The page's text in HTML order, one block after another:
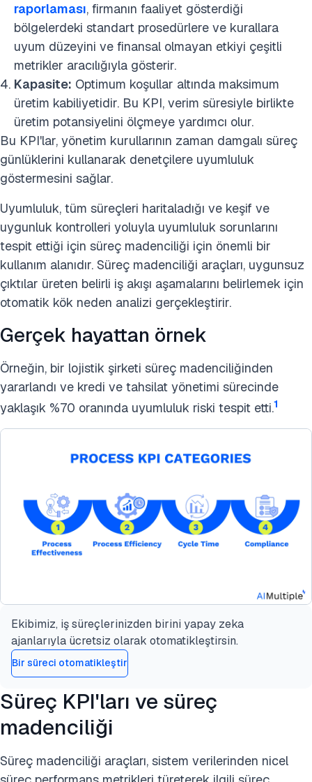
raporlaması, firmanın faaliyet gösterdiği
bölgelerdeki standart prosedürlere ve kurallara
uyum düzeyini ve finansal olmayan etkiyi çeşitli
metrikler aracılığıyla gösterir.
Kapasite: Optimum koşullar altında maksimum
üretim kabiliyetidir. Bu KPI, verim süresiyle birlikte
üretim potansiyelini ölçmeye yardımcı olur.
Bu KPI'lar, yönetim kurullarının zaman damgalı süreç
günlüklerini kullanarak denetçilere uyumluluk
göstermesini sağlar.
Uyumluluk, tüm süreçleri haritaladığı ve keşif ve
uygunluk kontrolleri yoluyla uyumluluk sorunlarını
tespit ettiği için süreç madenciliği için önemli bir
kullanım alanıdır. Süreç madenciliği araçları, uygunsuz
çıktılar üreten belirli iş akışı aşamalarını belirlemek için
otomatik kök neden analizi gerçekleştirir.
Gerçek hayattan örnek
Örneğin, bir lojistik şirketi süreç madenciliğinden
yararlandı ve kredi ve tahsilat yönetimi sürecinde
yaklaşık %70 oranında uyumluluk riski tespit etti.1
Ekibimiz, iş süreçlerinizden birini yapay zeka
ajanlarıyla ücretsiz olarak otomatikleştirsin.
Bir süreci otomatikleştir
Süreç KPI'ları ve süreç
madenciliği
Süreç madenciliği araçları, sistem verilerinden nicel